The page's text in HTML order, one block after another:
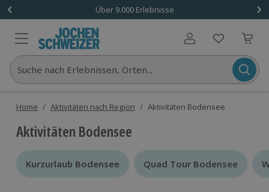
Über 9.000 Erlebnisse
Benutzerkonto
Suche nach Erlebnissen, Orten...
Home / Aktivitäten nach Region / Aktivitäten Bodensee
Aktivitäten Bodensee
Kurzurlaub Bodensee
Kurzurlaub Bodensee Quad Tour Bodensee
Quad Tour Bodensee